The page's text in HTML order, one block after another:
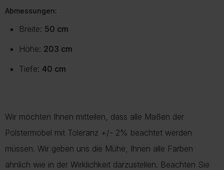
Abmessungen:
Breite: 50 cm
Höhe: 203 cm
Tiefe: 40 cm
Wir möchten Ihnen mitteilen, dass alle Maßen der
Polstermöbel mit Toleranz +/- 2% beachtet werden
müssen. Wir geben uns die Mühe, Ihnen alle Farben
ähnlich wie in der Wirklichkeit darzustellen. Beachten Sie